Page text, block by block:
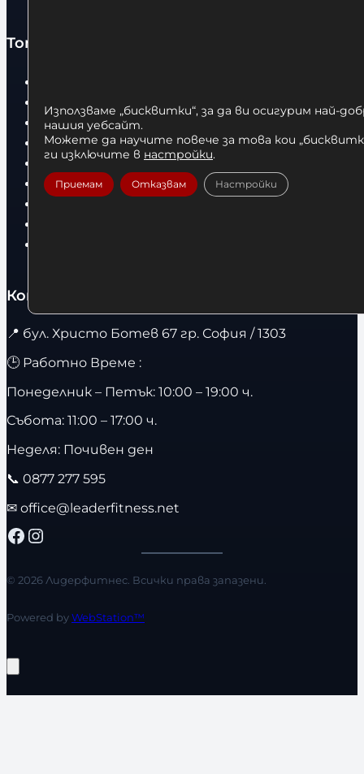
Топ категории
Боксови ръкавици
Дрехи
Детски дрехи
Суичъри
Контакти
📍 бул. Христо Ботев 67 гр. София / 1303
🕒 Работно Време :
Понеделник – Петък: 10:00 – 19:00 ч.
Събота: 11:00 – 17:00 ч.
Неделя: Почивен ден
📞 0877 277 595
✉ office@leaderfitness.net
Facebook Instagram
© 2026 Лидерфитнес. Всички права запазени.
Powered byWebStation™
Използваме „бисквитки“, за да ви осигурим най-
нашия уебсайт.
Можете да научите повече за това кои
ги изключите в настройки.
Приемам Отказвам Настройки